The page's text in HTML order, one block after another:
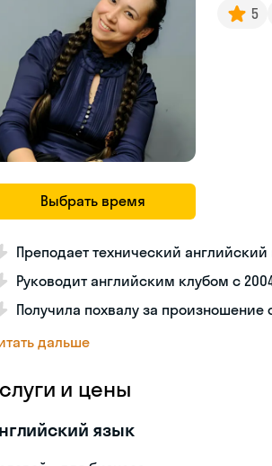
Выбрать время
5
Преподает технический английский
Руководит английским клубом с
Получила похвалу за произношение
дальше
и цены
язык